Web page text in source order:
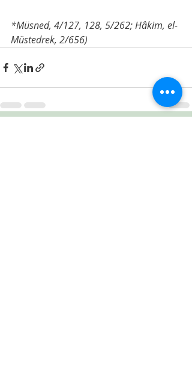
*Müsned, 4/127, 128, 5/262; Hâkim, el-
Müstedrek, 2/656)